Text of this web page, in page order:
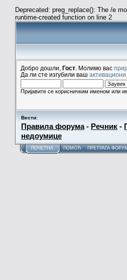
Deprecated: preg_replace(): The /e
runtime-created function on line 2
Добро дошли, Гост . Молимо вас
Да ли сте изгубили ваш
Пријавите се корисничким именом или
Вести:
Правила форума- Речник -
недоумице
ПОЧЕТНА ПОМОЋ ПРЕТРАГА